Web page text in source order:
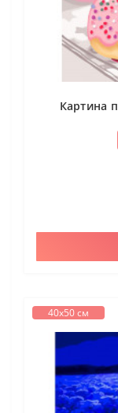
Картина
40х50 см